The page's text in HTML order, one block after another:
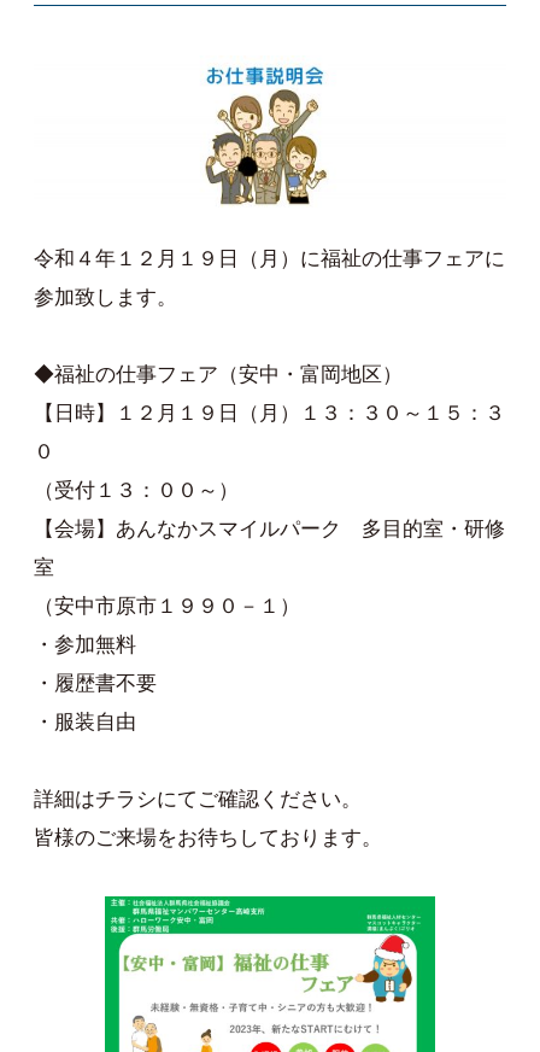
令和４年１２月１９日（月）に福祉の仕事フェアに
参加致します。
◆福祉の仕事フェア（安中・富岡地区）
【日時】１２月１９日（月）１３：３０～１５：３
０
（受付１３：００～）
【会場】あんなかスマイルパーク 多目的室・研修
室
（安中市原市１９９０－１）
・参加無料
・履歴書不要
・服装自由
詳細はチラシにてご確認ください。
皆様のご来場をお待ちしております。